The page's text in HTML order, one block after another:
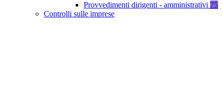
Provvedimenti dirigenti - amministrativi 75
Controlli sulle imprese